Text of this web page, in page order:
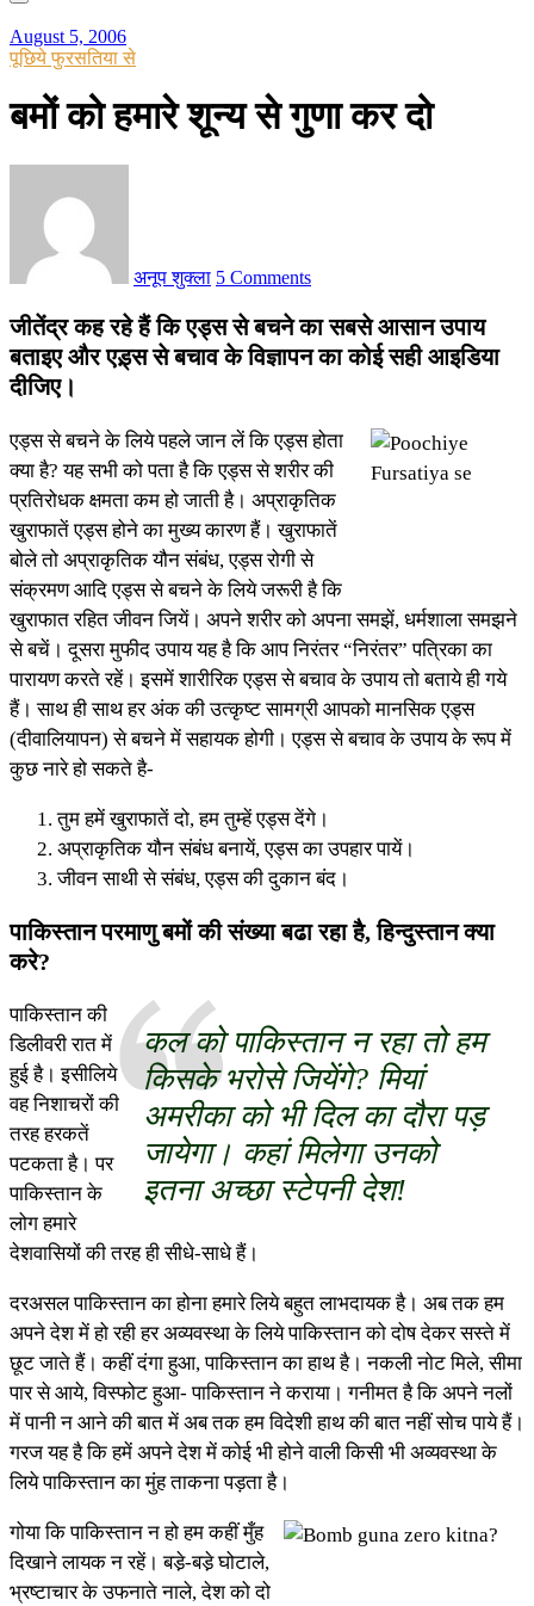
August 5, 2006
पूछिये फुरसतिया से
बमों को हमारे शून्य से गुणा कर दो
अनूप शुक्ला 5 Comments
जीतेंद्र कह रहे हैं कि एड्स से बचने का सबसे आसान उपाय
बताइए और एड़्स से बचाव के विज्ञापन का कोई सही आइडिया
दीजिए।
एड्स से बचने के लिये पहले जान लें कि एड्स होता
क्या है? यह सभी को पता है कि एड्स से शरीर की
प्रतिरोधक क्षमता कम हो जाती है। अप्राकृतिक
खुराफातें एड्स होने का मुख्य कारण हैं। खुराफातें
बोले तो अप्राकृतिक यौन संबंध, एड्स रोगी से
संक्रमण आदि एड्स से बचने के लिये जरूरी है कि
खुराफात रहित जीवन जियें। अपने शरीर को अपना समझें, धर्मशाला समझने
से बचें। दूसरा मुफीद उपाय यह है कि आप निरंतर “निरंतर” पत्रिका का
पारायण करते रहें। इसमें शारीरिक एड्स से बचाव के उपाय तो बताये ही गये
हैं। साथ ही साथ हर अंक की उत्कृष्ट सामग्री आपको मानसिक एड्स
(दीवालियापन) से बचने में सहायक होगी। एड्स से बचाव के उपाय के रूप में
कुछ नारे हो सकते है-
तुम हमें खुराफातें दो, हम तुम्हें एड्स देंगे।
अप्राकृतिक यौन संबंध बनायें, एड्स का उपहार पायें।
जीवन साथी से संबंध, एड्स की दुकान बंद।
पाकिस्तान परमाणु बमों की संख्या बढा रहा है, हिन्दुस्तान क्या
करे?
कल को पाकिस्तान न रहा तो हम
किसके भरोसे जियेंगे? मियां
अमरीका को भी दिल का दौरा पड़
जायेगा। कहां मिलेगा उनको
इतना अच्छा स्टेपनी देश!
पाकिस्तान की
डिलीवरी रात में
हुई है। इसीलिये
वह निशाचरों की
तरह हरकतें
पटकता है। पर
पाकिस्तान के
लोग हमारे
देशवासियों की तरह ही सीधे-साधे हैं।
दरअसल पाकिस्तान का होना हमारे लिये बहुत लाभदायक है। अब तक हम
अपने देश में हो रही हर अव्यवस्था के लिये पाकिस्तान को दोष देकर सस्ते में
छूट जाते हैं। कहीं दंगा हुआ, पाकिस्तान का हाथ है। नकली नोट मिले, सीमा
पार से आये, विस्फोट हुआ- पाकिस्तान ने कराया। गनीमत है कि अपने नलों
में पानी न आने की बात में अब तक हम विदेशी हाथ की बात नहीं सोच पाये हैं।
गरज यह है कि हमें अपने देश में कोई भी होने वाली किसी भी अव्यवस्था के
लिये पाकिस्तान का मुंह ताकना पड़ता है।
गोया कि पाकिस्तान न हो हम कहीं मुँह
दिखाने लायक न रहें। बडे़-बडे़ घोटाले,
भ्रष्टाचार के उफनाते नाले, देश को दो